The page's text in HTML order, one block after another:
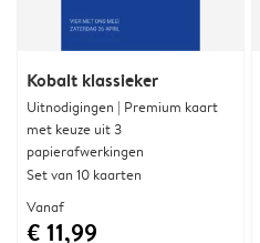
Kobalt klassieker
Uitnodigingen | Premium kaart
met keuze uit 3
papierafwerkingen
Set van 10 kaarten
Vanaf
€ 11,99